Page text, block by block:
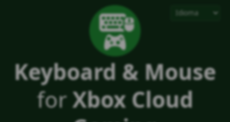
Keyboard & Mouse
forXbox Cloud